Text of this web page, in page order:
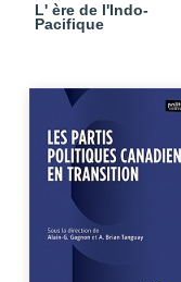
L' ère de l'Indo-
Pacifique